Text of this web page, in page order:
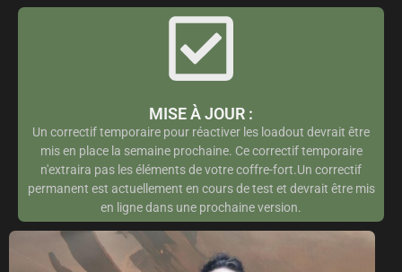
MISE À JOUR :
Un correctif temporaire pour réactiver les loadout devrait être
mis en place la semaine prochaine. Ce correctif temporaire
n'extraira pas les éléments de votre coffre-fort.Un correctif
permanent est actuellement en cours de test et devrait être mis
en ligne dans une prochaine version.